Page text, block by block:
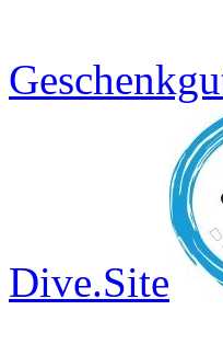
Dive.Site